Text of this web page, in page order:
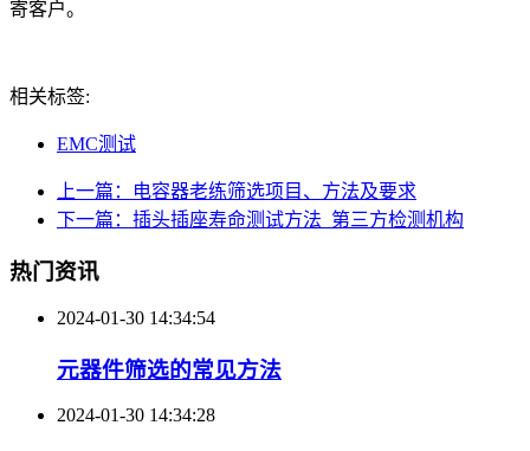
寄客户。
相关标签:
EMC测试
上一篇：电容器老练筛选项目、方法及要求
下一篇：插头插座寿命测试方法_第三方检测机构
热门资讯
2024-01-30 14:34:54
元器件筛选的常见方法
2024-01-30 14:34:28